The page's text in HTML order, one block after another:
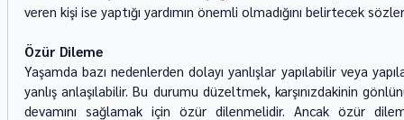
veren kişi ise yaptığı yardımın önemli olmadığını belirtecek
Özür Dileme
Yaşamda bazı nedenlerden dolayı yanlışlar yapılabilir veya
yanlış anlaşılabilir. Bu durumu düzeltmek, karşınızdakinin
devamını sağlamak için özür dilenmelidir. Ancak özür